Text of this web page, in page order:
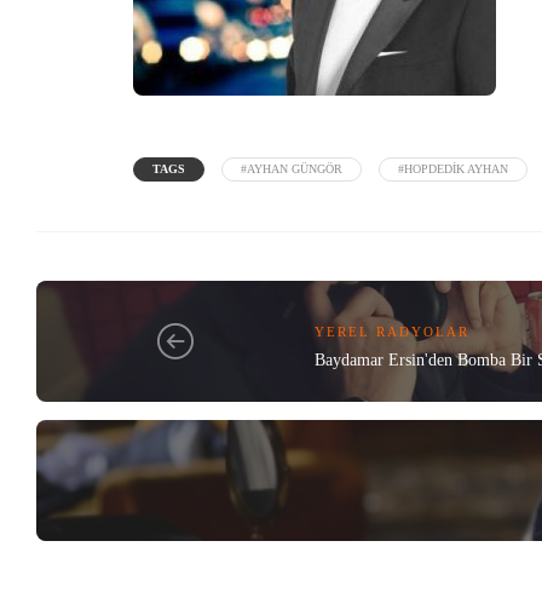
TAGS #AYHAN GÜNGÖR #HOPDEDIK AYHAN
YEREL RADYOLAR
Baydamar Ersin'den Bomba Bir